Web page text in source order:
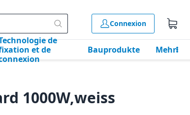
Connexion
de
et de
Bauprodukte Mehr
1000W,weiss